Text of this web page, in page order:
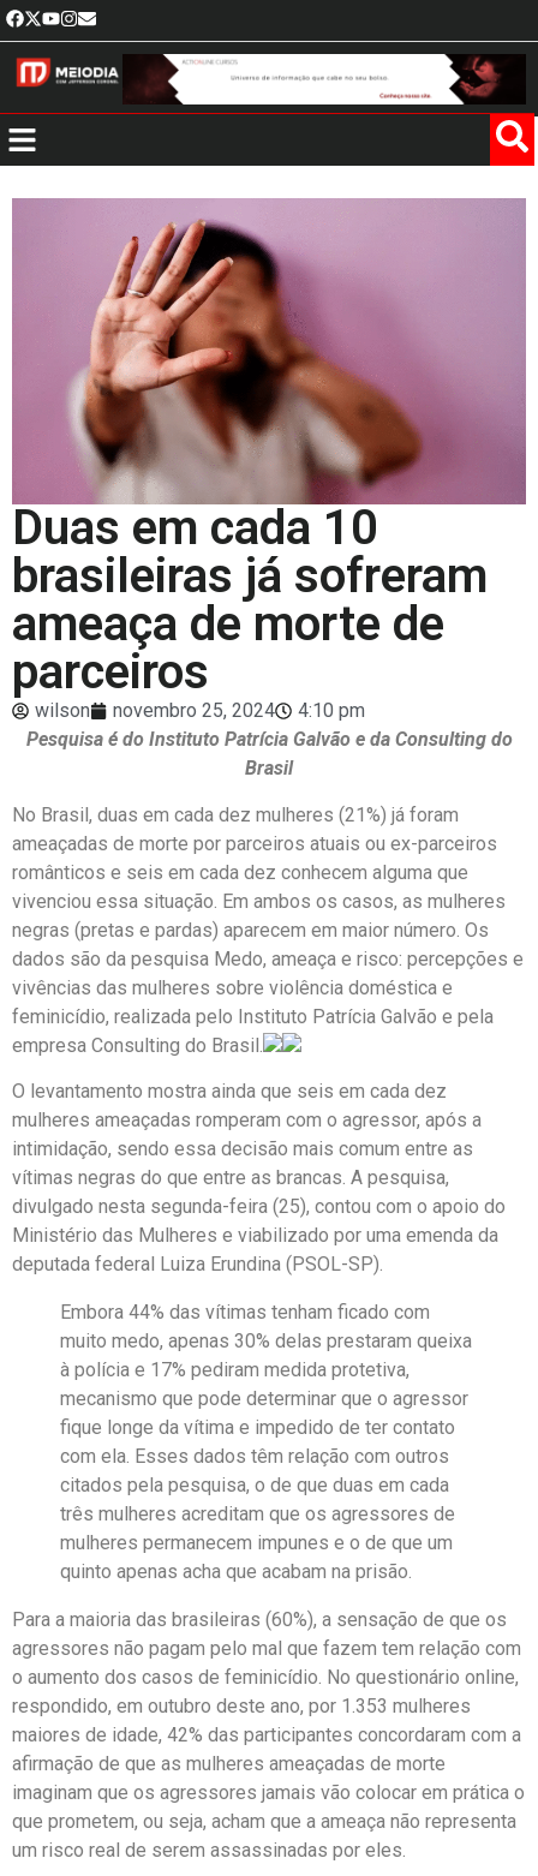
Duas em cada 10
brasileiras já sofreram
ameaça de morte de
parceiros
wilson novembro 25, 2024
4:10 pm
Pesquisa é do Instituto Patrícia Galvão e da Consulting do
Brasil
No Brasil, duas em cada dez mulheres (21%) já foram
ameaçadas de morte por parceiros atuais ou ex-parceiros
românticos e seis em cada dez conhecem alguma que
vivenciou essa situação. Em ambos os casos, as mulheres
negras (pretas e pardas) aparecem em maior número. Os
dados são da pesquisa Medo, ameaça e risco: percepções e
vivências das mulheres sobre violência doméstica e
feminicídio, realizada pelo Instituto Patrícia Galvão e pela
empresa Consulting do Brasil.
O levantamento mostra ainda que seis em cada dez
mulheres ameaçadas romperam com o agressor, após a
intimidação, sendo essa decisão mais comum entre as
vítimas negras do que entre as brancas. A pesquisa,
divulgado nesta segunda-feira (25), contou com o apoio do
Ministério das Mulheres e viabilizado por uma emenda da
deputada federal Luiza Erundina (PSOL-SP).
Embora 44% das vítimas tenham ficado com
muito medo, apenas 30% delas prestaram queixa
à polícia e 17% pediram medida protetiva,
mecanismo que pode determinar que o agressor
fique longe da vítima e impedido de ter contato
com ela. Esses dados têm relação com outros
citados pela pesquisa, o de que duas em cada
três mulheres acreditam que os agressores de
mulheres permanecem impunes e o de que um
quinto apenas acha que acabam na prisão.
Para a maioria das brasileiras (60%), a sensação de que os
agressores não pagam pelo mal que fazem tem relação com
o aumento dos casos de feminicídio. No questionário online,
respondido, em outubro deste ano, por 1.353 mulheres
maiores de idade, 42% das participantes concordaram com a
afirmação de que as mulheres ameaçadas de morte
imaginam que os agressores jamais vão colocar em prática o
que prometem, ou seja, acham que a ameaça não representa
um risco real de serem assassinadas por eles.